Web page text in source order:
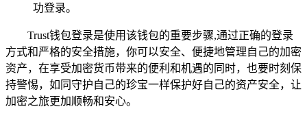
功登录。
Trust钱包登录是使用该钱包的重要步骤,通过正确的登录
方式和严格的安全措施，你可以安全、便捷地管理自己的加密
资产，在享受加密货币带来的便利和机遇的同时，也要时刻保
持警惕，如同守护自己的珍宝一样保护好自己的资产安全，让
加密之旅更加顺畅和安心。